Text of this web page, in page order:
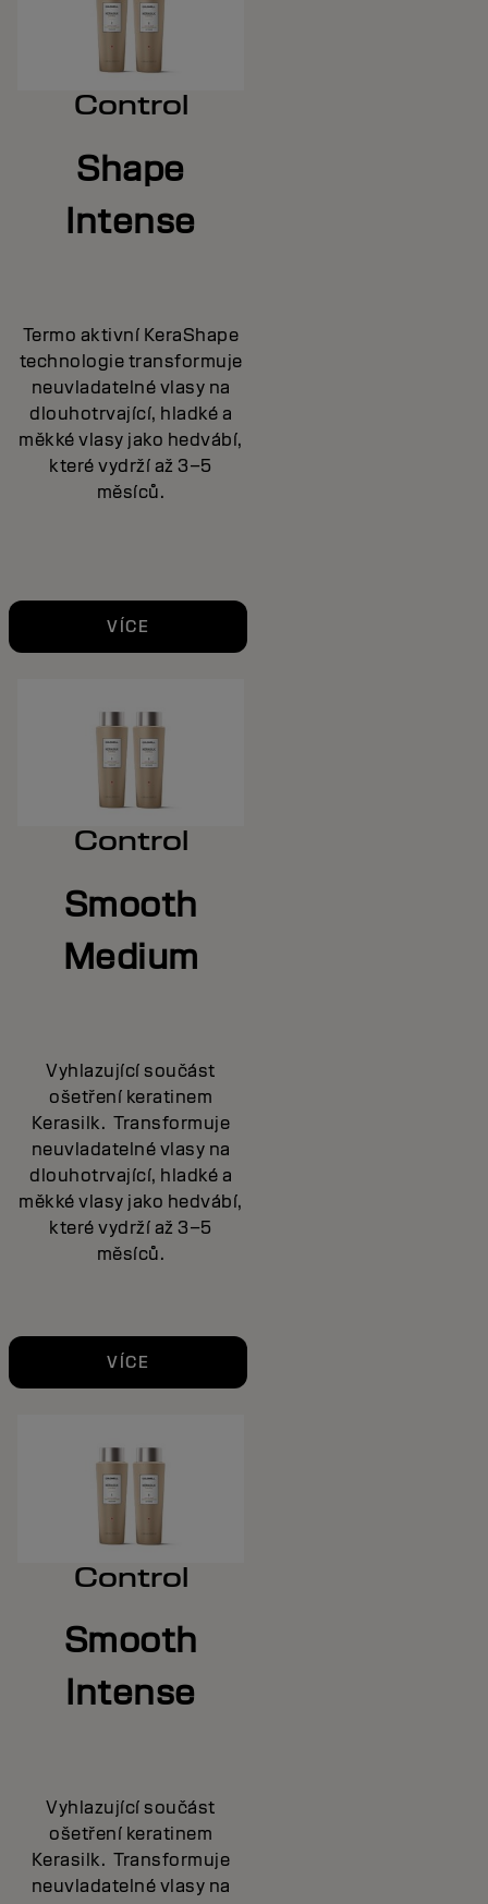
Control
Shape
Intense
Termo aktivní KeraShape
technologie transformuje
neuvladatelné vlasy na
dlouhotrvající, hladké a
měkké vlasy jako hedvábí,
které vydrží až 3–5
měsíců.
VÍCE
Control
Smooth
Medium
Vyhlazující součást
ošetření keratinem
Kerasilk. Transformuje
neuvladatelné vlasy na
dlouhotrvající, hladké a
měkké vlasy jako hedvábí,
které vydrží až 3–5
měsíců.
VÍCE
Control
Smooth
Intense
Vyhlazující součást
ošetření keratinem
Kerasilk. Transformuje
neuvladatelné vlasy na